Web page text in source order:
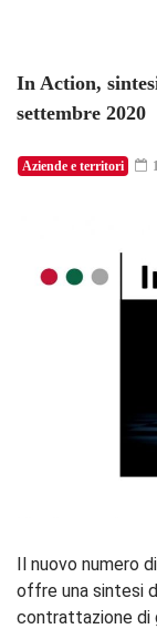
In Action,
settembre 2020
Aziende e territori
Il nuovo numero
offre una sintesi
contrattazione di